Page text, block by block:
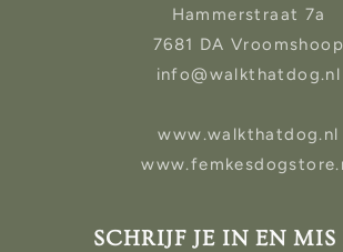
Hammerstraat 7a
7681 DA Vroomshoop
info@walkthatdog.nl
www.walkthatdog.nl
SCHRIJF JE IN EN MIS